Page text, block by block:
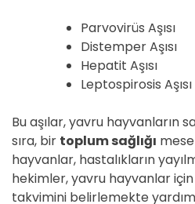
Parvovirüs Aşısı
Distemper Aşısı
Hepatit Aşısı
Leptospirosis Aşısı
Bu aşılar, yavru hayvanların
sıra, bir toplum sağlığı
hayvanlar, hastalıkların
hekimler, yavru hayvanlar
takvimini belirlemekte